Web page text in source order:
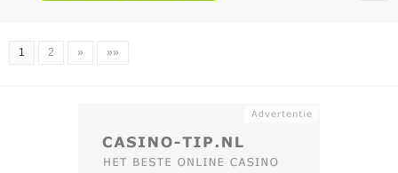
1 2 » »»